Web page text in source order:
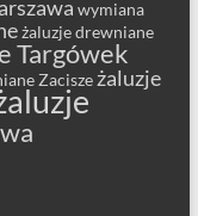
wymiana
żaluzje drewniane
Targówek
Zacisze żaluzje